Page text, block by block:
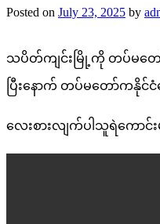
Posted on July 23, 2025 by
သပိတ်ကျင်းမြို့ကို တပ်မတ
ပြီးနောက် တပ်မတော်က
လေးစားလျက်ပါသူရဲကောင်း